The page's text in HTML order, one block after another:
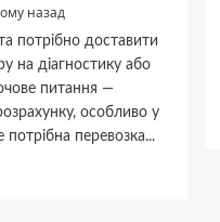
назад
потрібно доставити
на діагностику або
питання —
особливо у
потрібна перевозка...